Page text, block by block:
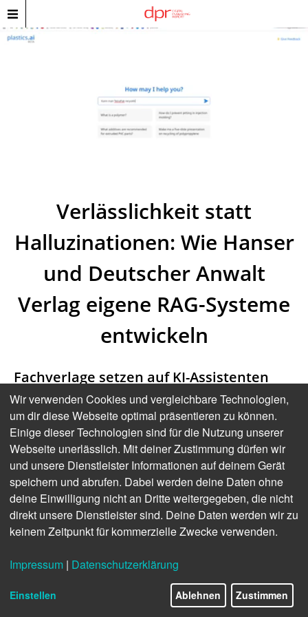
Verlässlichkeit statt
Halluzinationen: Wie Hanser
und Deutscher Anwalt
Verlag eigene RAG-Systeme
entwickeln
Fachverlage setzen auf KI-Assistenten
mit eigenen Inhalten gegen ChatGPT-
Ungenauigkeiten
Während allgemeine KI-Tools wie ChatGPT in
der Fachwelt oft unzuverlässige Antworten
liefern, entwickeln deutsche Fachverlage eigene
KI-Assistenten auf Basis ihrer hochwertigen
Inhalte. Auf der digitalen Konferenz „ai@media"
des DIGITAL PUBLISHING REPORT stellten der
Verlag ihre Lösungen vor – beide setzen auf
RAG-Modelle (Retrieval-Augmented Generation)
mit eigenen Verlagsinhalten.
Wir verwenden Cookies und vergleichbare Technologien,
um dir diese Webseite optimal präsentieren zu können.
Einige dieser Technologien sind für die Nutzung unserer
Webseite unerlässlich. Mit deiner Zustimmung dürfen wir
und unsere Dienstleister Informationen auf deinem Gerät
speichern und abrufen. Dabei werden deine Daten ohne
deine Einwilligung nicht an Dritte weitergegeben, die nicht
direkt unsere Dienstleister sind. Deine Daten werden wir zu
keinem Zeitpunkt für kommerzielle Zwecke verwenden.
Impressum | Datenschutzerklärung
Einstellen Ablehnen Zustimmen